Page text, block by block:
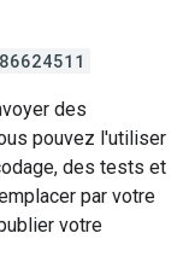
des
pouvez l'utiliser
des tests et
par votre
votre